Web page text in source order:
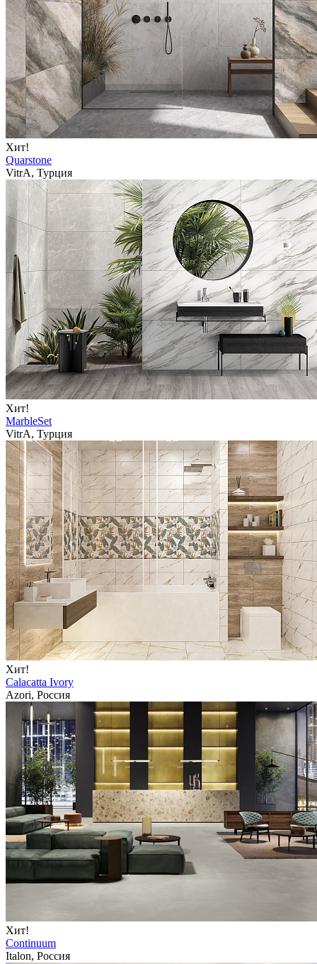
Хит!
Quarstone
VitrA, Турция
Хит!
MarbleSet
VitrA, Турция
Хит!
Calacatta Ivory
Azori, Россия
Хит!
Continuum
Italon, Россия